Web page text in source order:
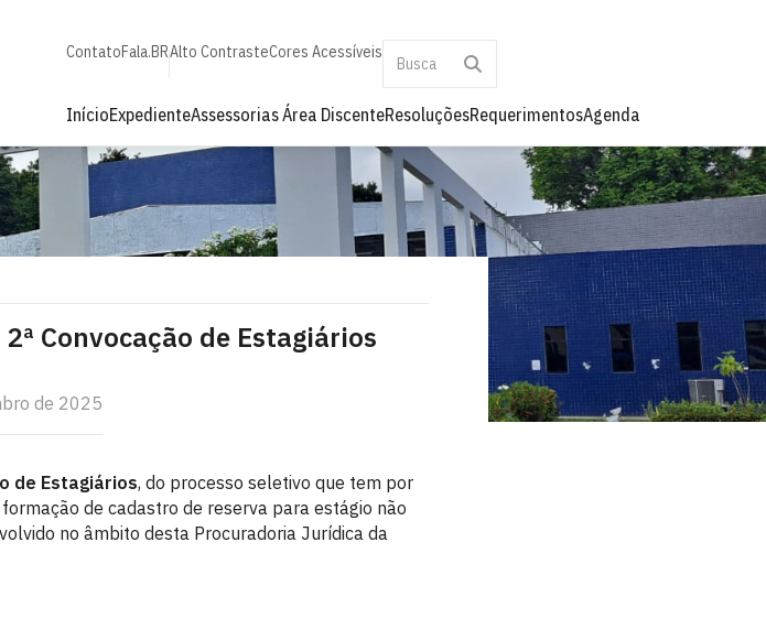
ContatoFala.BRAlto ContrasteCores Acessíveis
InícioExpedienteAssessoriasÁrea DiscenteResoluçõesRequerimentosAgenda
Convocação de Estagiários
de 2025
de Estagiários, do processo seletivo que tem por
de cadastro de reserva para estágio não
no âmbito desta Procuradoria Jurídica da